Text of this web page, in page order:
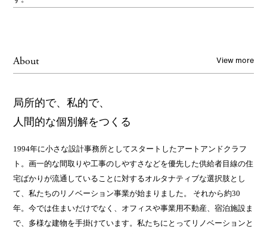
About View more
局所的で、私的で、
人間的な個別解をつくる
1994年に小さな設計事務所としてスタートしたアートアンドクラフ
ト。画一的な間取りや工事のしやすさなどを優先した供給者目線の住
宅ばかりが流通していることに対するオルタナティブな選択肢とし
て、私たちのリノベーション事業が始まりました。 それから約30
年。今では住まいだけでなく、オフィスや事業用不動産、宿泊施設ま
で、多様な建物を手掛けています。私たちにとってリノベーションと